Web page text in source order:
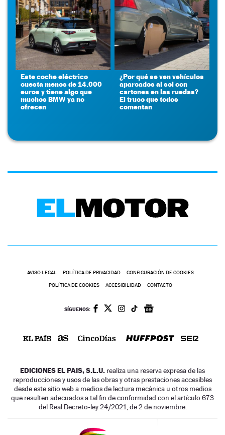
Este coche eléctrico
cuesta menos de 14.000
euros y tiene algo que
muchos BMW ya no
ofrecen
¿Por qué se ven vehículos
aparcados al sol con
cartones en las ruedas?
El truco que todos
comentan
AVISO LEGAL POLÍTICA DE PRIVACIDAD CONFIGURACIÓN DE COOKIES
POLÍTICA DE COOKIES ACCESIBILIDAD CONTACTO
SÍGUENOS:
EDICIONES EL PAIS, S.L.U. realiza una reserva expresa de las
reproducciones y usos de las obras y otras prestaciones accesibles
desde este sitio web a medios de lectura mecánica u otros medios
que resulten adecuados a tal fin de conformidad con el artículo 67.3
del Real Decreto-ley 24/2021, de 2 de noviembre.